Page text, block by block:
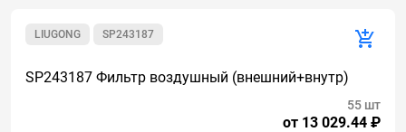
SP243187
LIUGONG
SP243187 Фильтр воздушный (внешний+внутр)
от 13 029.44 ₽
55 шт